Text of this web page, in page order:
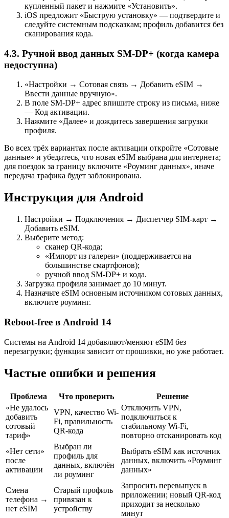
купленный пакет и нажмите «Установить».
iOS предложит «Быструю установку» — подтвердите и
следуйте системным подсказкам; профиль добавится без
сканирования кода.
4.3. Ручной ввод данных SM-DP+ (когда камера
недоступна)
«Настройки → Сотовая связь → Добавить eSIM →
Ввести данные вручную».
В поле SM-DP+ адрес впишите строку из письма, ниже
— Код активации.
Нажмите «Далее» и дождитесь завершения загрузки
профиля.
Во всех трёх вариантах после активации откройте «Сотовые
данные» и убедитесь, что новая eSIM выбрана для интернета;
для поездок за границу включите «Роуминг данных», иначе
передача трафика будет заблокирована.
Инструкция для Android
Настройки → Подключения → Диспетчер SIM-карт →
Добавить eSIM.
Выберите метод:
сканер QR-кода;
«Импорт из галереи» (поддерживается на
большинстве смартфонов);
ручной ввод SM-DP+ и кода.
Загрузка профиля занимает до 10 минут.
Назначьте eSIM основным источником сотовых данных,
включите роуминг.
Reboot-free в Android 14
Системы на Android 14 добавляют/меняют eSIM без
перезагрузки; функция зависит от прошивки, но уже работает.
Частые ошибки и решения
Проблема Что проверить
Решение
«Не удалось
добавить
сотовый
тариф»
VPN, качество Wi-
Fi, правильность
QR-кода
Отключить VPN,
подключиться к
стабильному Wi-Fi,
повторно отсканировать код
«Нет сети»
после
активации
Выбран ли
профиль для
данных, включён
ли роуминг
Выбрать eSIM как источник
данных, включить «Роуминг
данных»
Смена
телефона →
нет eSIM
Старый профиль
привязан к
устройству
Запросить перевыпуск в
приложении; новый QR-код
приходит за несколько
минут